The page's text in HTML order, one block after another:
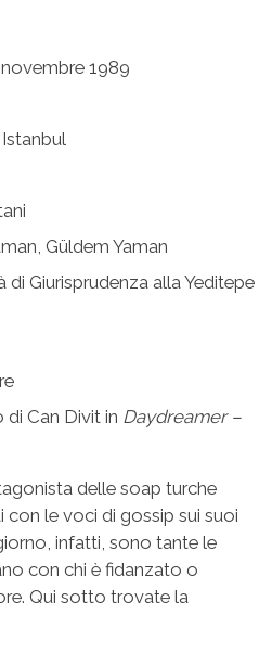
1989
Istanbul
Güldem Yaman
di Giurisprudenza alla Yeditepe
di Can Divit in Daydreamer –
delle soap turche
con le voci di gossip sui suoi
infatti, sono tante le
con chi è fidanzato o
Qui sotto trovate la